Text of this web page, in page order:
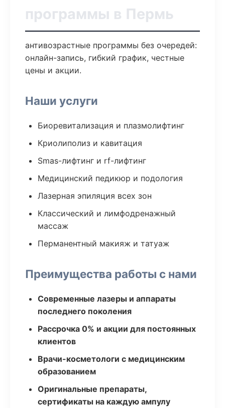
программы в Пермь
антивозрастные программы без очередей:
онлайн-запись, гибкий график, честные
цены и акции.
Наши услуги
Биоревитализация и плазмолифтинг
Криолиполиз и кавитация
Smas-лифтинг и rf-лифтинг
Медицинский педикюр и подология
Лазерная эпиляция всех зон
Классический и лимфодренажный
массаж
Перманентный макияж и татуаж
Преимущества работы с нами
Современные лазеры и аппараты
последнего поколения
Рассрочка 0% и акции для постоянных
клиентов
Врачи-косметологи с медицинским
образованием
Оригинальные препараты,
сертификаты на каждую ампулу